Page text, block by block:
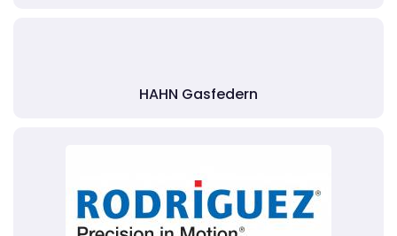
HAHN Gasfedern